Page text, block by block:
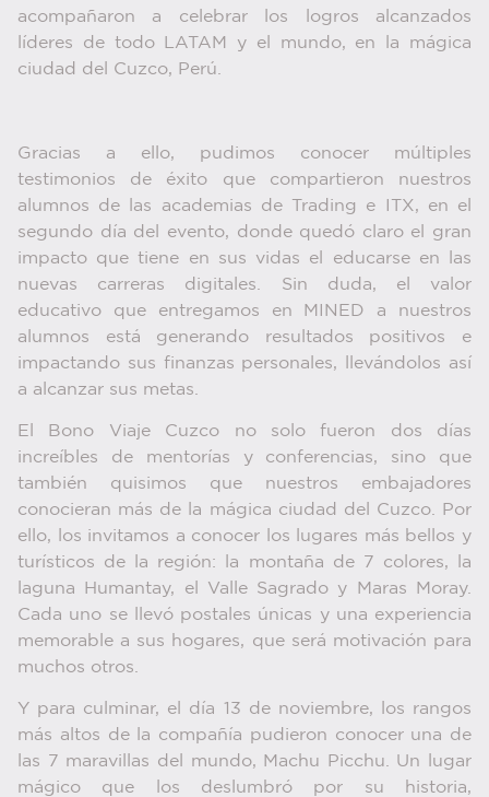
acompañaron a celebrar los logros alcanzados
líderes de todo LATAM y el mundo, en la mágica
ciudad del Cuzco, Perú.
Gracias a ello, pudimos conocer múltiples
testimonios de éxito que compartieron nuestros
alumnos de las academias de Trading e ITX, en el
segundo día del evento, donde quedó claro el gran
impacto que tiene en sus vidas el educarse en las
nuevas carreras digitales. Sin duda, el valor
educativo que entregamos en MINED a nuestros
alumnos está generando resultados positivos e
impactando sus finanzas personales, llevándolos así
a alcanzar sus metas.
El Bono Viaje Cuzco no solo fueron dos días
increíbles de mentorías y conferencias, sino que
también quisimos que nuestros embajadores
conocieran más de la mágica ciudad del Cuzco. Por
ello, los invitamos a conocer los lugares más bellos y
turísticos de la región: la montaña de 7 colores, la
laguna Humantay, el Valle Sagrado y Maras Moray.
Cada uno se llevó postales únicas y una experiencia
memorable a sus hogares, que será motivación para
muchos otros.
Y para culminar, el día 13 de noviembre, los rangos
más altos de la compañía pudieron conocer una de
las 7 maravillas del mundo, Machu Picchu. Un lugar
mágico que los deslumbró por su historia,